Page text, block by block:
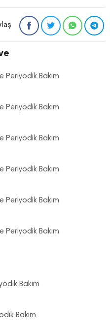
Periyodik Bakım
Periyodik Bakım
Periyodik Bakım
Periyodik Bakım
Periyodik Bakım
Periyodik Bakım
Bakım
Bakım